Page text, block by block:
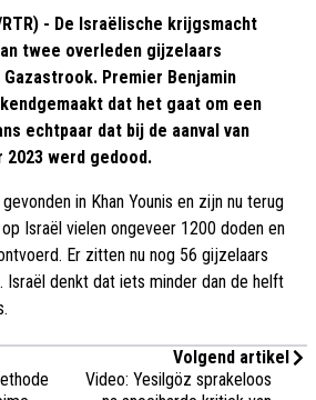
RTR) - De Israëlische krijgsmacht
twee overleden gijzelaars
Premier Benjamin
dat het gaat om een
echtpaar dat bij de aanval van
2023 werd gedood.
in Khan Younis en zijn nu terug
Israël vielen ongeveer 1200 doden en
Er zitten nu nog 56 gijzelaars
Israël denkt dat iets minder dan de helft
Volgend artikel
Video: Yesilgöz sprakeloos